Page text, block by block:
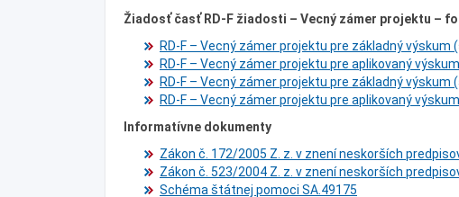
Žiadosť časť RD-F žiadosti – Vecný zámer projektu –
RD-F – Vecný zámer projektu pre základný výskum
RD-F – Vecný zámer projektu pre aplikovaný
RD-F – Vecný zámer projektu pre základný výskum
RD-F – Vecný zámer projektu pre aplikovaný
Informatívne dokumenty
Zákon č. 172/2005 Z. z. v znení neskorších
Zákon č. 523/2004 Z. z. v znení neskorších
Schéma štátnej pomoci SA.49175